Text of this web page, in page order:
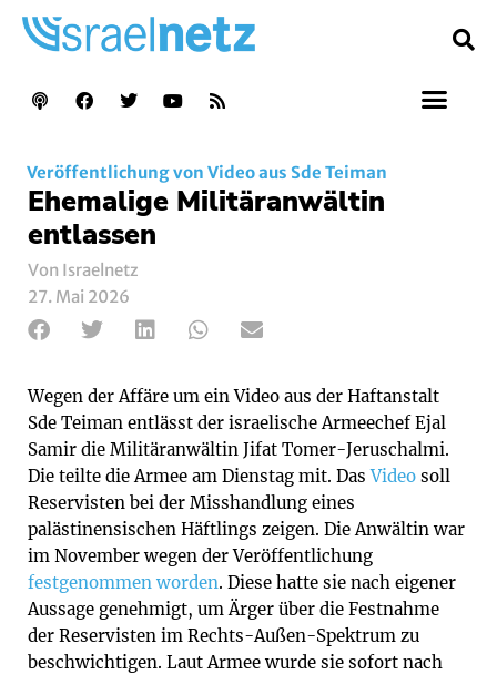
Veröffentlichung von Video aus Sde Teiman
Ehemalige Militäranwältin
entlassen
Von Israelnetz
27. Mai 2026
Wegen der Affäre um ein Video aus der Haftanstalt
Sde Teiman entlässt der israelische Armeechef Ejal
Samir die Militäranwältin Jifat Tomer-Jeruschalmi.
Die teilte die Armee am Dienstag mit. DasVideo soll
Reservisten bei der Misshandlung eines
palästinensischen Häftlings zeigen. Die Anwältin war
im November wegen der Veröffentlichung
festgenommen worden. Diese hatte sie nach eigener
Aussage genehmigt, um Ärger über die Festnahme
der Reservisten im Rechts-Außen-Spektrum zu
beschwichtigen. Laut Armee wurde sie sofort nach